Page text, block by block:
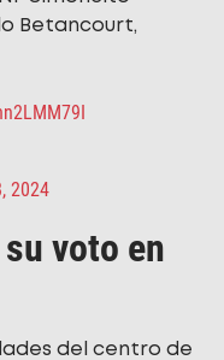
Betancourt,
2024
voto en
del centro de